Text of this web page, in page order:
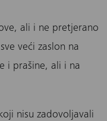
ali i ne pretjerano
veći zaslon na
i prašine, ali i na
nisu zadovoljavali